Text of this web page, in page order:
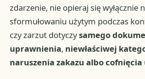
zdarzenie, nie opieraj się wyłącznie
sformułowaniu użytym podczas
czy zarzut dotyczysamego
uprawnienia, niewłaściwej
naruszenia zakazu albo